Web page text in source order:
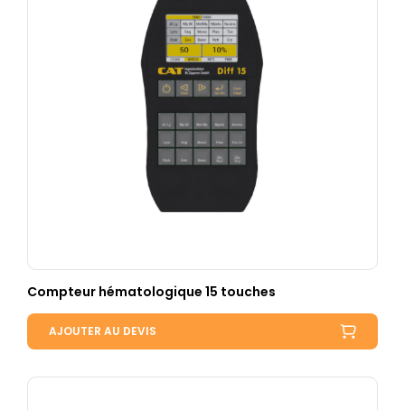
Compteur hématologique 15 touches
AJOUTER AU DEVIS